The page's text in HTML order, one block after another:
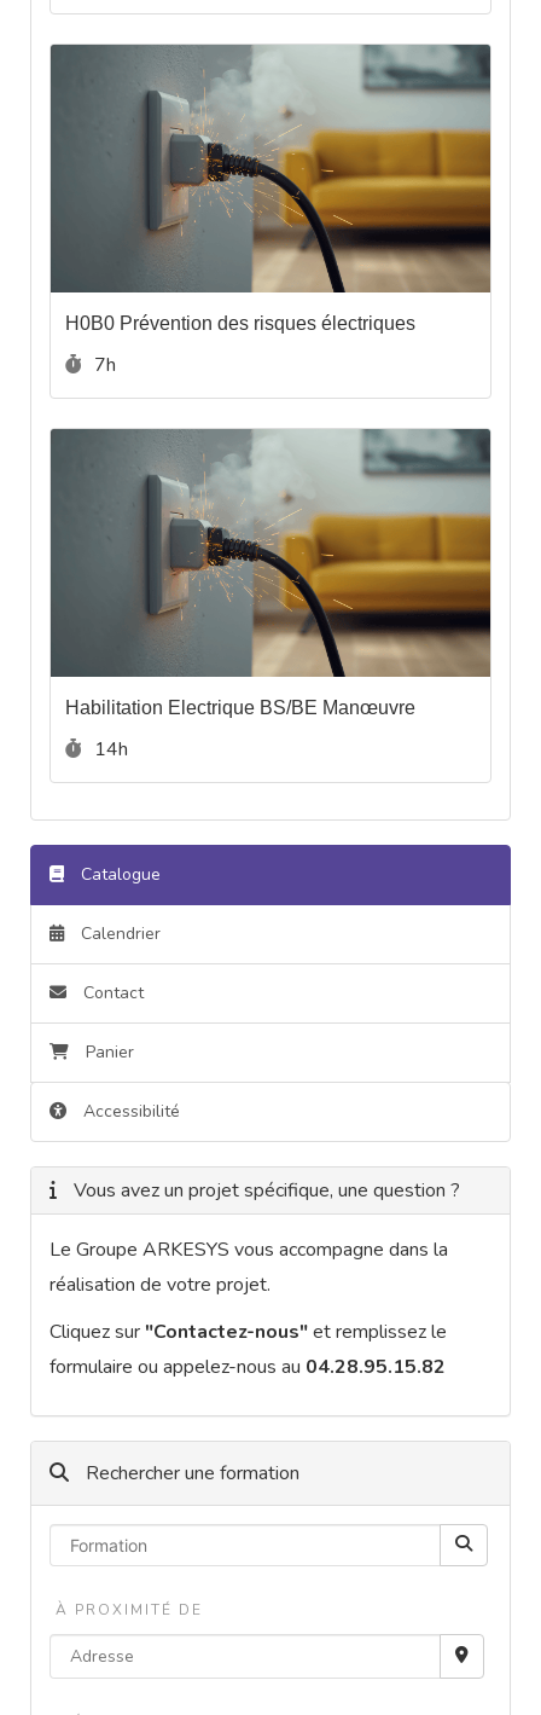
H0B0 Prévention des risques électriques
Durée :
7h
Habilitation Electrique BS/BE Manœuvre
Durée :
14h
Catalogue
Calendrier
Contact
Panier
Accessibilité
Vous avez un projet spécifique, une question ?
Le Groupe ARKESYS vous accompagne dans la
réalisation de votre projet.
Cliquez sur "Contactez-nous"et remplissez le
formulaire ou appelez-nous au 04.28.95.15.82
Rechercher une formation
À PROXIMITÉ DE